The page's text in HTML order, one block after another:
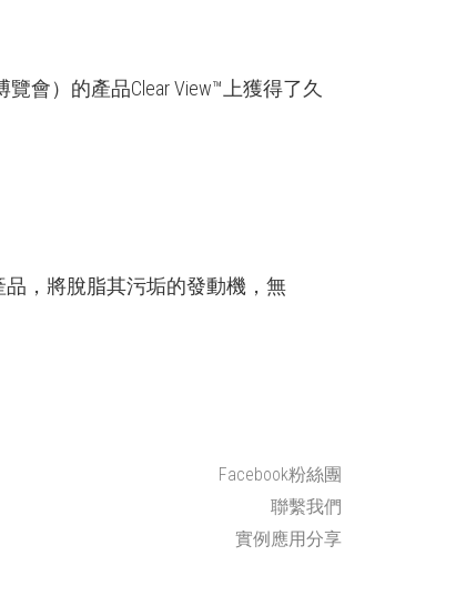
會）的產品Clear View™上獲得了久
品，將脫脂其污垢的發動機，無
Facebook粉絲團
聯繫我們
實例應用分享